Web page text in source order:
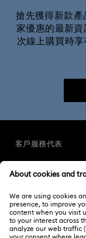
搶先獲得新款產
家優惠的最新
次線上購買時享
客戶服務代表
客戶服務概述
訂購狀況
禮品卡餘額
會員
註冊